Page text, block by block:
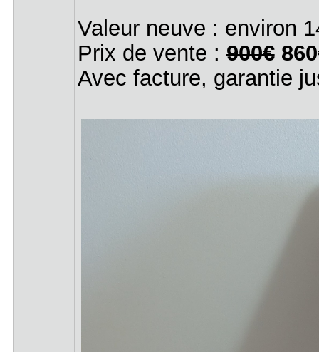
Valeur neuve : environ
Prix de vente :900€
Avec facture, garantie